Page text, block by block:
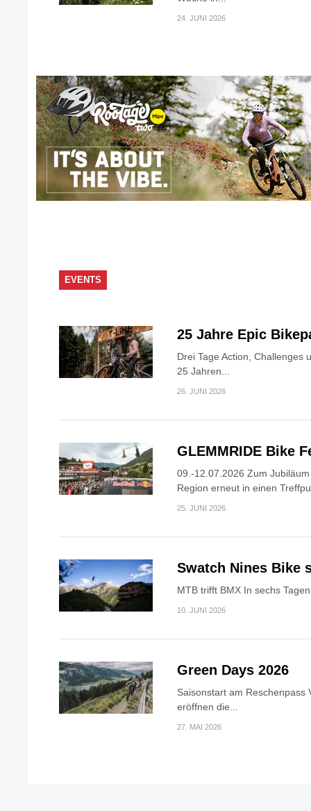
24. JUNI 2026
EVENTS
25 Jahre Epic
Drei Tage Action, Challenges
25 Jahren...
26. JUNI 2026
GLEMMRIDE Bike
09.-12.07.2026 Zum
Region erneut in einen
25. JUNI 2026
Swatch Nines Bike
MTB trifft BMX In sechs
10. JUNI 2026
Green Days 2026
Saisonstart am Reschenpass
eröffnen die...
27. MAI 2026